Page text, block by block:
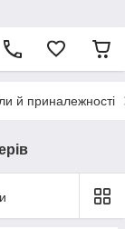
й приналежності